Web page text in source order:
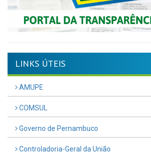
LINKS ÚTEIS
AMUPE
COMSUL
Governo de Pernambuco
Controladoria-Geral da União